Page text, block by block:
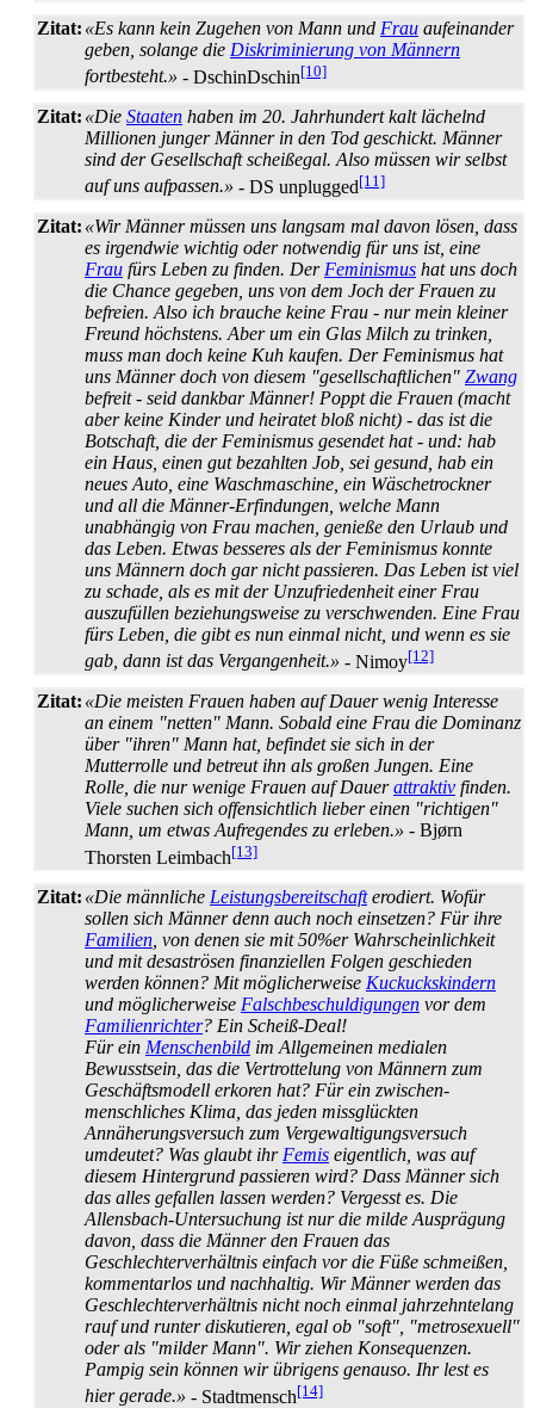
Zitat: «Es kann kein Zugehen von Mann und Frau aufeinander
geben, solange die Diskriminierung von Männern
fortbesteht.» - DschinDschin[10]
Zitat: «Die Staaten haben im 20. Jahrhundert kalt lächelnd
Millionen junger Männer in den Tod geschickt. Männer
sind der Gesellschaft scheißegal. Also müssen wir selbst
auf uns aufpassen.» - DS unplugged[11]
Zitat: «Wir Männer müssen uns langsam mal davon lösen, dass
es irgendwie wichtig oder notwendig für uns ist, eine
Frau fürs Leben zu finden. DerFeminismus hat uns doch
die Chance gegeben, uns von dem Joch der Frauen zu
befreien. Also ich brauche keine Frau - nur mein kleiner
Freund höchstens. Aber um ein Glas Milch zu trinken,
muss man doch keine Kuh kaufen. Der Feminismus hat
uns Männer doch von diesem "gesellschaftlichen" Zwang
befreit - seid dankbar Männer! Poppt die Frauen (macht
aber keine Kinder und heiratet bloß nicht) - das ist die
Botschaft, die der Feminismus gesendet hat - und: hab
ein Haus, einen gut bezahlten Job, sei gesund, hab ein
neues Auto, eine Waschmaschine, ein Wäschetrockner
und all die Männer-Erfindungen, welche Mann
unabhängig von Frau machen, genieße den Urlaub und
das Leben. Etwas besseres als der Feminismus konnte
uns Männern doch gar nicht passieren. Das Leben ist viel
zu schade, als es mit der Unzufriedenheit einer Frau
auszufüllen beziehungsweise zu verschwenden. Eine Frau
fürs Leben, die gibt es nun einmal nicht, und wenn es sie
gab, dann ist das Vergangenheit.» - Nimoy[12]
Zitat: «Die meisten Frauen haben auf Dauer wenig Interesse
an einem "netten" Mann. Sobald eine Frau die Dominanz
über "ihren" Mann hat, befindet sie sich in der
Mutterrolle und betreut ihn als großen Jungen. Eine
Rolle, die nur wenige Frauen auf Dauerattraktiv finden.
Viele suchen sich offensichtlich lieber einen "richtigen"
Mann, um etwas Aufregendes zu erleben.» - Bjørn
Thorsten Leimbach[13]
Zitat: «Die männliche Leistungsbereitschafterodiert. Wofür
sollen sich Männer denn auch noch einsetzen? Für ihre
Familien, von denen sie mit 50%er Wahrscheinlichkeit
und mit desaströsen finanziellen Folgen geschieden
werden können? Mit möglicherweise Kuckuckskindern
und möglicherweise Falschbeschuldigungen vor dem
Familienrichter? Ein Scheiß-Deal!
Für ein Menschenbild im Allgemeinen medialen
Bewusstsein, das die Vertrottelung von Männern zum
Geschäftsmodell erkoren hat? Für ein zwischen­
menschliches Klima, das jeden missglückten
Annäherungs­versuch zum Vergewaltigungs­versuch
umdeutet? Was glaubt ihrFemis eigentlich, was auf
diesem Hintergrund passieren wird? Dass Männer sich
das alles gefallen lassen werden? Vergesst es. Die
Allensbach-Untersuchung ist nur die milde Ausprägung
davon, dass die Männer den Frauen das
Geschlechterverhältnis einfach vor die Füße schmeißen,
kommentarlos und nachhaltig. Wir Männer werden das
Geschlechter­verhältnis nicht noch einmal jahrzehntelang
rauf und runter diskutieren, egal ob "soft", "metrosexuell"
oder als "milder Mann". Wir ziehen Konsequenzen.
Pampig sein können wir übrigens genauso. Ihr lest es
hier gerade.» - Stadtmensch[14]